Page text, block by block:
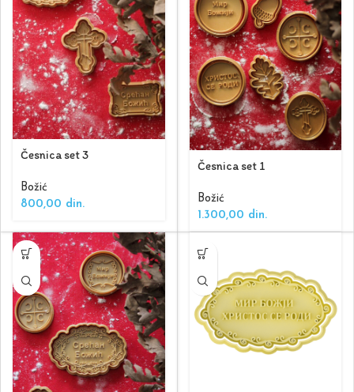
Česnica set 3
Božić
800,00 din.
Česnica set 1
Božić
1.300,00 din.